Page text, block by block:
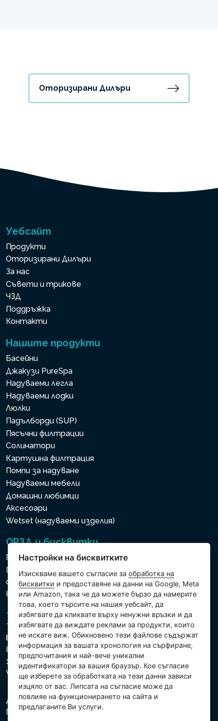
Оторизирани Дилъри
Уебсайт
Продукти
Оторизирани Дилъри
За нас
Съвети и трикове
ЧЗД
Поддръжка
Контакти
Нашите продукти
Басейни
Джакузи PureSpa
Надуваеми легла
Надуваеми лодки
Люлки
Падълборди (SUP)
Пясъчни филтрации
Солинатори
Картушна филтрация
Помпи за надуване
Надуваеми мебели
Домашни любимци
Аксесоари
Wetset (надуваеми изделия)
ОРЗД и бисквитки
Политика за използване на бисквитки
Политика за защита на личните и други
обработвани данни
Настройки на бисквитките
Intex Trading, s.r.o.
Hradecká 2526/3
130 00 Praha 3
Vinohrady - Česká republika
Дружеството е регистрирано в Градския съд в
Прага, раздел С, партида 74759. Ид.№: 26150808,
Настройки на бисквитките
Изискваме вашето съгласие заобработка на
бисквитки и предоставяне на данни на Google, Meta
или Amazon, така че да можете бързо да намерите
това, което търсите на нашия уебсайт, да
избягвате да кликвате върху ненужни връзки и да
избягвате да виждате реклами за продукти, които
не искате виж. Обикновено тези файлове съдържат
информация за вашата хронология на сърфиране,
предпочитания и най-вече уникални
идентификатори за вашия браузър. Кое съгласие
ще изберете за обработката на тези данни зависи
изцяло от вас. Липсата на съгласие може да
повлияе на функционирането на сайта и
предлаганите Ви услуги.